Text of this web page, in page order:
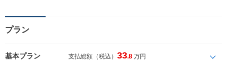
プラン
基本プラン 支払総額（税込）33.8 万円